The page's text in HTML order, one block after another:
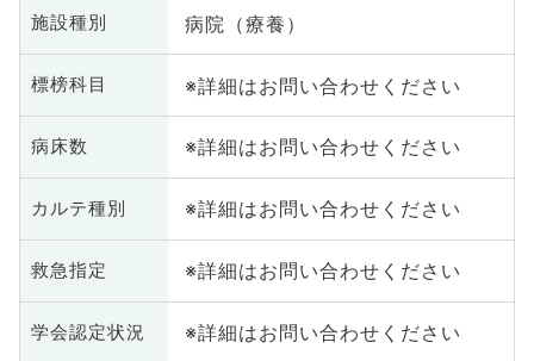
施設種別 病院（療養）
標榜科目 ※詳細はお問い合わせください
病床数 ※詳細はお問い合わせください
カルテ種別 ※詳細はお問い合わせください
救急指定 ※詳細はお問い合わせください
学会認定状況 ※詳細はお問い合わせください